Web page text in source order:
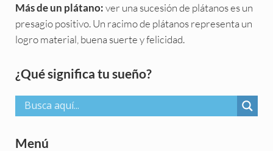
Más de un plátano: ver una sucesión de plátanos es un
presagio positivo. Un racimo de plátanos representa un
logro material, buena suerte y felicidad.
Sidebar
¿Qué significa tu sueño?
Menú